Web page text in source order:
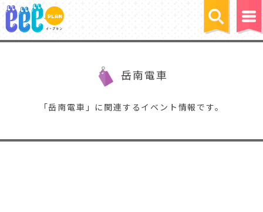
岳南電車
「岳南電車」に関連するイベント情報です。